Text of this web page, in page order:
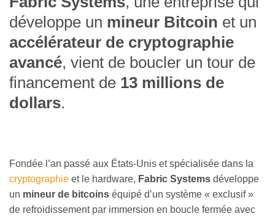
développe un mineur Bitcoin et un
accélérateur de cryptographie
avancé, vient de boucler un tour de
financement de 13 millions de
dollars.
Fondée l’an passé aux États-Unis et spécialisée dans la
cryptographie et le hardware, Fabric Systems développe
un mineur de bitcoins équipé d’un système « exclusif »
de refroidissement par immersion en boucle fermée avec